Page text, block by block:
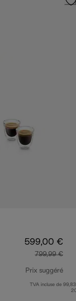
599,00 €
799,99 €
Prix suggéré
TVA incluse de